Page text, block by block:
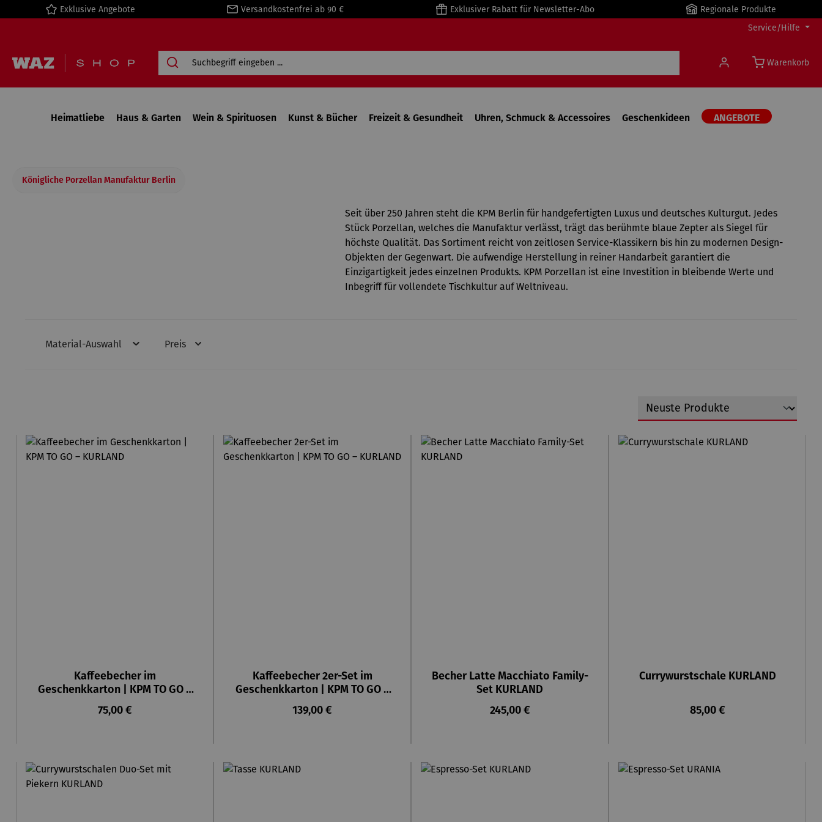
Zur Hauptnavigation springen
Exklusive Angebote Versandkostenfrei ab 90 € Exklusiver Rabatt für Newsletter-Abo
Regionale Produkte
Service/Hilfe
Warenkorb
Heimatliebe Haus & Garten Wein & Spirituosen Kunst & Bücher Freizeit & Gesundheit Uhren, Schmuck & Accessoires Geschenkideen ANGEBOTE
Königliche Porzellan Manufaktur Berlin
Seit über 250 Jahren steht die KPM Berlin für handgefertigten Luxus und deutsches Kulturgut. Jedes
Stück Porzellan, welches die Manufaktur verlässt, trägt das berühmte blaue Zepter als Siegel für
höchste Qualität. Das Sortiment reicht von zeitlosen Service-Klassikern bis hin zu modernen Design-
Objekten der Gegenwart. Die aufwendige Herstellung in reiner Handarbeit garantiert die
Einzigartigkeit jedes einzelnen Produkts. KPM Porzellan ist eine Investition in bleibende Werte und
Inbegriff für vollendete Tischkultur auf Weltniveau.
Material-Auswahl Preis
Kaffeebecher im
Geschenkkarton | KPM TO GO –
KURLAND
Regulärer Preis:
75,00 €
Kaffeebecher 2er-Set im
Geschenkkarton | KPM TO GO –
KURLAND
Regulärer Preis:
139,00 €
Becher Latte Macchiato Family-
Set KURLAND
Regulärer Preis:
245,00 €
Currywurstschale KURLAND
Regulärer Preis:
85,00 €